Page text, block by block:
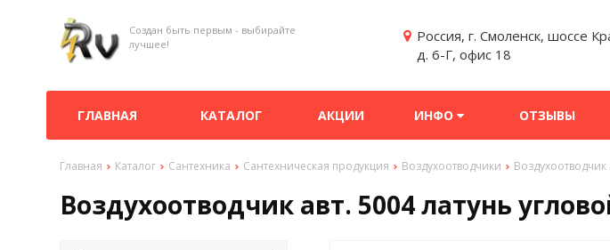
Создан быть первым - выбирайте
лучшее!
Россия, г. Смоленск, шоссе
д. 6-Г, офис 18
ГЛАВНАЯ КАТАЛОГ АКЦИИ ИНФО ОТЗЫВЫ
Главная Каталог Сантехника Сантехническая продукция Воздухоотводчики Воздухоотводчик
Воздухоотводчик авт. 5004 латунь